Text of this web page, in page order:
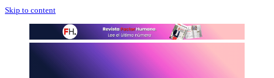
Skip to content